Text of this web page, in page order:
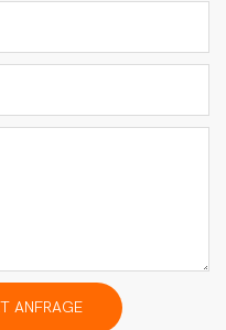
ANFRAGE